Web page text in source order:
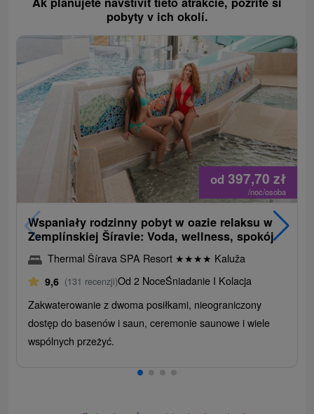
pobyty v ich okolí.
od 397,70zł
/noc/osoba
Wspaniały rodzinny pobyt w oazie relaksu w
Zemplínskiej Šíravie: Voda, wellness, spokój
Thermal Šírava SPA Resort ★★★★ Kaluža
9,6 (131 recenzji)Od 2 NoceŚniadanie I Kolacja
Zakwaterowanie z dwoma posiłkami, nieograniczony
dostęp do basenów i saun, ceremonie saunowe i wiele
wspólnych przeżyć.